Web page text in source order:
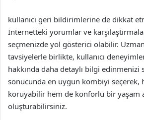
kullanıcı geri bildirimlerine de dikkat
İnternetteki yorumlar ve
seçmenizde yol gösterici olabilir.
tavsiyelerle birlikte, kullanıcı
hakkında daha detaylı bilgi edinmenizi
sonucunda en uygun kombiyi seçerek,
koruyabilir hem de konforlu bir yaşam
oluşturabilirsiniz.